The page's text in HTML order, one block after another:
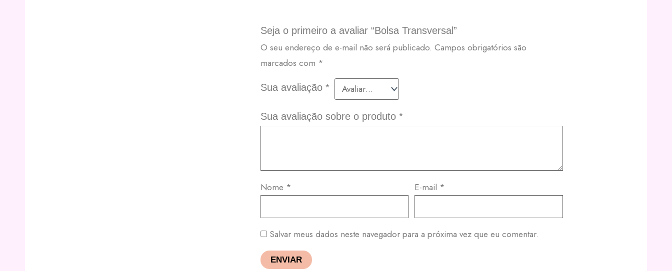
Seja o primeiro a avaliar “Bolsa Transversal”
O seu endereço de e-mail não será publicado. Campos obrigatórios são
marcados com *
Sua avaliação *
Sua avaliação sobre o produto *
Nome * E-mail *
Salvar meus dados neste navegador para a próxima vez que eu comentar.